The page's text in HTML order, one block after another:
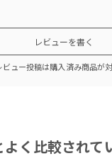
レビューを書く
ビュー投稿は購入済み商品が
よく比較されて